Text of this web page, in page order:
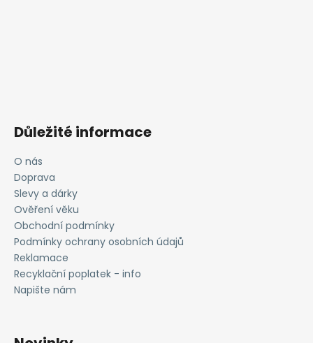
Důležité informace
O nás
Doprava
Slevy a dárky
Ověření věku
Obchodní podmínky
Podmínky ochrany osobních údajů
Reklamace
Recyklační poplatek - info
Napište nám